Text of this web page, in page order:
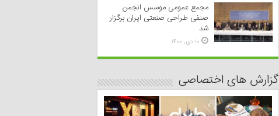
مجمع عمومی موسس انجمن
صنفی طراحی صنعتی ایران برگزار
شد
۱۰ دی, ۱۴۰۰
گزارش های اختصاصی